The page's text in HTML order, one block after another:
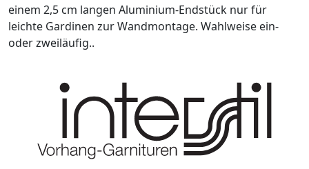
einem 2,5 cm langen Aluminium-Endstück nur für
leichte Gardinen zur Wandmontage. Wahlweise ein-
oder zweiläufig..